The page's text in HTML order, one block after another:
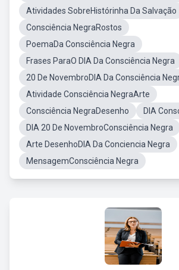
Atividades SobreHistórinha Da Salvação
Consciência NegraRostos
PoemaDa Consciência Negra
Frases ParaO DIA Da Consciência Negra
20 De NovembroDIA Da Consciência
Atividade Consciência NegraArte
Consciência NegraDesenho
DIA
DIA 20 De NovembroConsciência Negra
Arte DesenhoDIA Da Conciencia Negra
MensagemConsciência Negra